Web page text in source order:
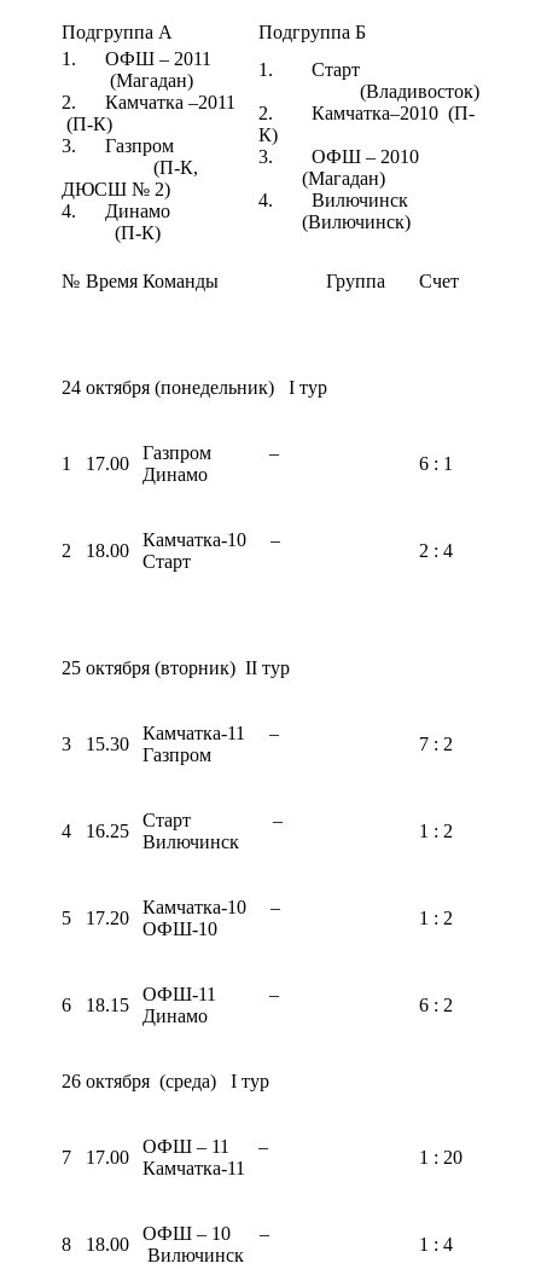
Подгруппа А
Подгруппа Б
1. ОФШ – 2011
(Магадан)
2. Камчатка –2011
(П-К)
3. Газпром
(П-К,
ДЮСШ № 2)
4. Динамо
(П-К)
1. Старт
(Владивосток)
2. Камчатка–2010 (П-
К)
3. ОФШ – 2010
(Магадан)
4. Вилючинск
(Вилючинск)
№ Время Команды Группа Счет
24 октября (понедельник) I тур
1 17.00
Газпром –
Динамо
6 : 1
2 18.00
Камчатка-10 –
Старт
2 : 4
25 октября (вторник) II тур
3 15.30
Камчатка-11 –
Газпром
7 : 2
4 16.25
Старт –
Вилючинск
1 : 2
5 17.20
Камчатка-10 –
ОФШ-10
1 : 2
6 18.15
ОФШ-11 –
Динамо
6 : 2
26 октября (среда) I тур
7 17.00
ОФШ – 11 –
Камчатка-11
1 : 20
8 18.00
ОФШ – 10 –
Вилючинск
1 : 4